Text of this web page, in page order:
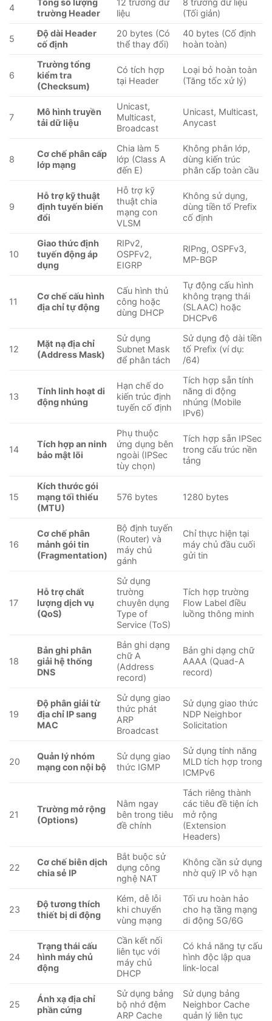
4
trường Header
liệu
(Tối giản)
5
Độ dài Header
cố định
20 bytes (Có
thể thay đổi)
40 bytes (Cố định
hoàn toàn)
6
Trường tổng
kiểm tra
(Checksum)
Có tích hợp
tại Header
Loại bỏ hoàn toàn
(Tăng tốc xử lý)
7
Mô hình truyền
tải dữ liệu
Unicast,
Multicast,
Broadcast
Unicast, Multicast,
Anycast
8
Cơ chế phân cấp
lớp mạng
Chia làm 5
lớp (Class A
đến E)
Không phân lớp,
dùng kiến trúc
phân cấp toàn cầu
9
Hỗ trợ kỹ thuật
định tuyến biến
đổi
Hỗ trợ kỹ
thuật chia
mạng con
VLSM
Không sử dụng,
dùng tiền tố Prefix
cố định
10
Giao thức định
tuyến động áp
dụng
RIPv2,
OSPFv2,
EIGRP
RIPng, OSPFv3,
MP-BGP
11
Cơ chế cấu hình
địa chỉ tự động
Cấu hình thủ
công hoặc
dùng DHCP
Tự động cấu hình
không trạng thái
(SLAAC) hoặc
DHCPv6
12
Mặt nạ địa chỉ
(Address Mask)
Sử dụng
Subnet Mask
để phân tách
Sử dụng độ dài tiền
tố Prefix (ví dụ:
/64)
13
Tính linh hoạt di
động nhúng
Hạn chế do
kiến trúc định
tuyến cố định
Tích hợp sẵn tính
năng di động
nhúng (Mobile
IPv6)
14
Tích hợp an ninh
bảo mật lõi
Phụ thuộc
ứng dụng bên
ngoài (IPSec
tùy chọn)
Tích hợp sẵn IPSec
trong cấu trúc nền
tảng
15
Kích thước gói
mạng tối thiểu
(MTU)
576 bytes 1280 bytes
16
Cơ chế phân
mảnh gói tin
(Fragmentation)
Bộ định tuyến
(Router) và
máy chủ
gánh
Chỉ thực hiện tại
máy chủ đầu cuối
gửi tin
17
Hỗ trợ chất
lượng dịch vụ
(QoS)
Sử dụng
trường
chuyên dụng
Type of
Service (ToS)
Tích hợp trường
Flow Label điều
luồng thông minh
18
Bản ghi phân
giải hệ thống
DNS
Bản ghi dạng
chữ A
(Address
record)
Bản ghi dạng chữ
AAAA (Quad-A
record)
19
Độ phân giải từ
địa chỉ IP sang
MAC
Sử dụng giao
thức phát
ARP
Broadcast
Sử dụng giao thức
NDP Neighbor
Solicitation
20
Quản lý nhóm
mạng con nội bộ
Sử dụng giao
thức IGMP
Sử dụng tính năng
MLD tích hợp trong
ICMPv6
21
Trường mở rộng
(Options)
Nằm ngay
bên trong tiêu
đề chính
Tách riêng thành
các tiêu đề tiện ích
mở rộng
(Extension
Headers)
22
Cơ chế biên dịch
chia sẻ IP
Bắt buộc sử
dụng công
nghệ NAT
Không cần sử dụng
nhờ quỹ IP vô hạn
23
Độ tương thích
thiết bị di động
Kém, dễ lỗi
khi chuyển
vùng mạng
Tối ưu hoàn hảo
cho hạ tầng mạng
di động 5G/6G
24
Trạng thái cấu
hình máy chủ
động
Cần kết nối
liên tục với
máy chủ
DHCP
Có khả năng tự cấu
hình độc lập qua
link-local
25
Ánh xạ địa chỉ
phần cứng
Sử dụng bảng
bộ nhớ đệm
ARP Cache
Sử dụng bảng
Neighbor Cache
quản lý liên tục